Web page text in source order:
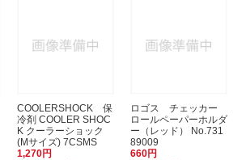
COOLERSHOCK 保
冷剤 COOLER SHOC
K クーラーショック
(Mサイズ) 7CSMS
1,270円
ロゴス チェッカー
ロールペーパーホルダ
ー（レッド） No.731
89009
660円